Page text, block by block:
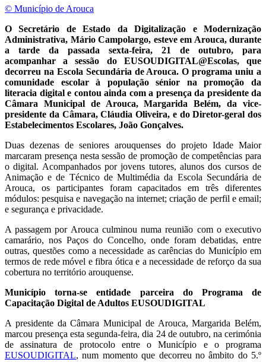
© Município de Arouca
O Secretário de Estado da Digitalização e Modernização
Administrativa, Mário Campolargo, esteve em Arouca, durante
a tarde da passada sexta-feira, 21 de outubro, para
acompanhar a sessão do EUSOUDIGITAL@Escolas, que
decorreu na Escola Secundária de Arouca. O programa uniu a
comunidade escolar à população sénior na promoção da
literacia digital e contou ainda com a presença da presidente da
Câmara Municipal de Arouca, Margarida Belém, da vice-
presidente da Câmara, Cláudia Oliveira, e do Diretor-geral dos
Estabelecimentos Escolares, João Gonçalves.
Duas dezenas de seniores arouquenses do projeto Idade Maior
marcaram presença nesta sessão de promoção de competências para
o digital. Acompanhados por jovens tutores, alunos dos cursos de
Animação e de Técnico de Multimédia da Escola Secundária de
Arouca, os participantes foram capacitados em três diferentes
módulos: pesquisa e navegação na internet; criação de perfil e email;
e segurança e privacidade.
A passagem por Arouca culminou numa reunião com o executivo
camarário, nos Paços do Concelho, onde foram debatidas, entre
outras, questões como a necessidade as carências do Município em
termos de rede móvel e fibra ótica e a necessidade de reforço da sua
cobertura no território arouquense.
Município torna-se entidade parceira do Programa de
Capacitação Digital de Adultos EUSOUDIGITAL
A presidente da Câmara Municipal de Arouca, Margarida Belém,
marcou presença esta segunda-feira, dia 24 de outubro, na cerimónia
de assinatura de protocolo entre o Município e o programa
EUSOUDIGITAL, num momento que decorreu no âmbito do 5.º